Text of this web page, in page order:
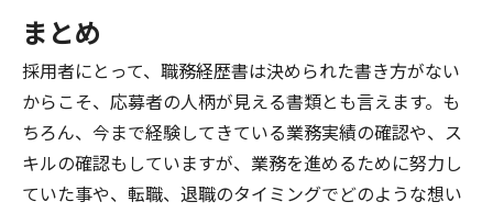
まとめ
採用者にとって、職務経歴書は決められた書き方がない
からこそ、応募者の人柄が見える書類とも言えます。も
ちろん、今まで経験してきている業務実績の確認や、ス
キルの確認もしていますが、業務を進めるために努力し
ていた事や、転職、退職のタイミングでどのような想い